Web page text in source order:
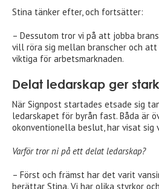
Stina tänker efter, och fortsätter:
– Dessutom tror vi på att jobba
vill röra sig mellan branscher och
viktiga för arbetsmarknaden.
Delat ledarskap ger
När Signpost startades etsade sig
ledarskapet för byrån fast. Båda är
okonventionella beslut, har visat sig
Varför tror ni på ett delat ledarskap?
– Först och främst har det varit
berättar Stina. Vi har olika styrkor